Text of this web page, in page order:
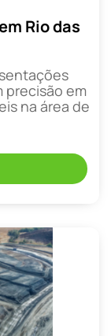
Rio das
precisão em
na área de